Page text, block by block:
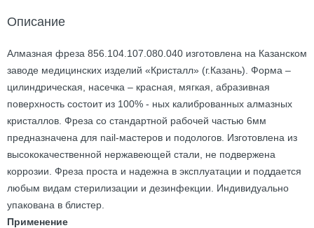
Описание
Алмазная фреза 856.104.107.080.040 изготовлена на Казанском
заводе медицинских изделий «Кристалл» (г.Казань). Форма –
цилиндрическая, насечка – красная, мягкая, абразивная
поверхность состоит из 100% - ных калиброванных алмазных
кристаллов. Фреза со стандартной рабочей частью 6мм
предназначена для nail-мастеров и подологов. Изготовлена из
высококачественной нержавеющей стали, не подвержена
коррозии. Фреза проста и надежна в эксплуатации и поддается
любым видам стерилизации и дезинфекции. Индивидуально
упакована в блистер.
Применение